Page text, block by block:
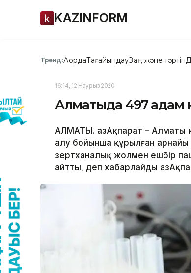
KAZINFORM
Тренд:АқордаТағайындауЗаң және тәртіп
16:14, 12 Наурыз 2020
Алматыда 497 адам
АЛМАТЫ. ҚазАқпарат – Алматы
алу бойынша құрылған
зертханалық жолмен ешбір
айтты, деп хабарлайды